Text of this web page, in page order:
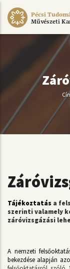
Ugrás
Pécsi
Művészeti
Tájékoztatás a
szerinti valamely
záróvizsgázási
A nemzeti
bekezdése alapján